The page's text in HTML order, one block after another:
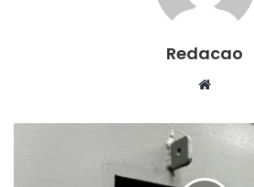
Redacao
te